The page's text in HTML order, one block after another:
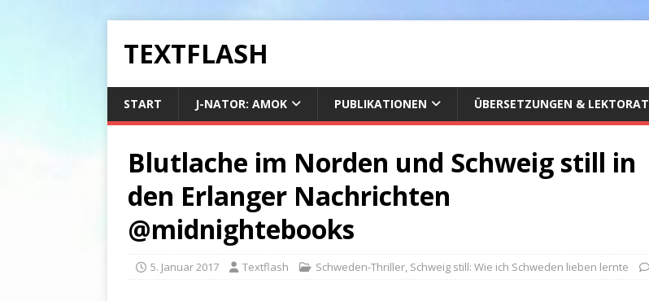
TEXTFLASH
START J-NATOR: AMOK PUBLIKATIONEN ÜBERSETZUNGEN & LEKTORAT
Blutlache im Norden und Schweig still in
den Erlanger Nachrichten
@midnightebooks
5. Januar 2017 Textflash Schweden-Thriller, Schweig still: Wie ich Schweden lieben lernte